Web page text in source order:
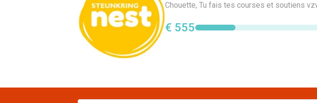
Chouette, Tu fais tes courses et soutiens
€ 555